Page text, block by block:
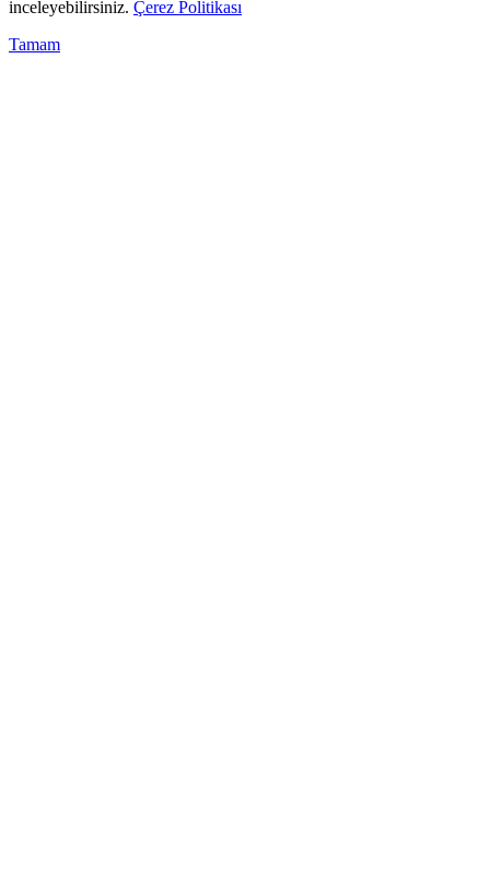
inceleyebilirsiniz. Çerez Politikası
Tamam